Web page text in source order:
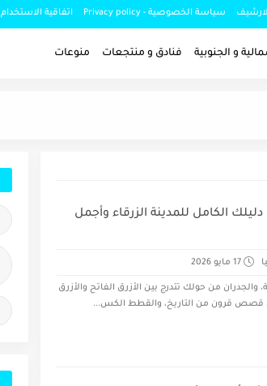
سياسة الخصوصية - Privacy policy اتفاقية الاستخدام
و الجنوبية فنادق و منتجعات منوعات
الكامل للمدينة الزرقاء وأجمل
17 مايو 2026
من حولك تتدرج بين الأزرق الفاتح والأزرق
قصص قرون من التاريخ، والقطط الكس...